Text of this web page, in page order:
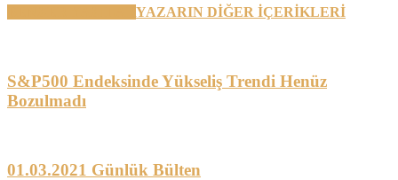
YAZARIN DİĞER İÇERİKLERİ
S&P500 Endeksinde Yükseliş Trendi Henüz
Bozulmadı
01.03.2021 Günlük Bülten